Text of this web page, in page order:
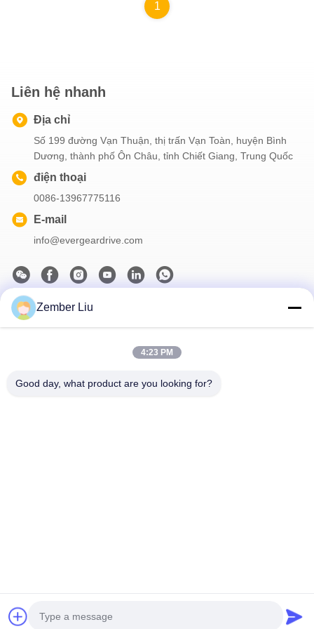
1
Liên hệ nhanh
Địa chỉ
Số 199 đường Vạn Thuận, thị trấn Vạn Toàn, huyện Bình
Dương, thành phố Ôn Châu, tỉnh Chiết Giang, Trung Quốc
điện thoại
0086-13967775116
E-mail
info@evergeardrive.com
Bản tin của chúng tôi
quyền © 2026 ZHEJIANG EVERGEAR DRIVE CO.,LTD Tất cả.
Tất cả quyền được bảo lưu.
Zember Liu
4:23 PM
Good day, what product are you looking for?